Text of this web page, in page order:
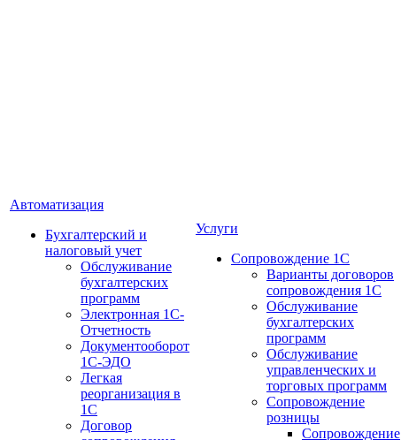
Автоматизация
Бухгалтерский и
налоговый учет
Обслуживание
бухгалтерских
программ
Электронная 1С-
Отчетность
Документооборот
1С-ЭДО
Легкая
реорганизация в
1С
Договор
Услуги
Сопровождение 1С
Варианты договоров
сопровождения 1С
Обслуживание
бухгалтерских
программ
Обслуживание
управленческих и
торговых программ
Сопровождение
розницы
Сопровождение